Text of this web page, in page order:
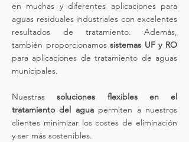
en muchas y diferentes aplicaciones para
aguas residuales industriales con excelentes
resultados de tratamiento. Además,
también proporcionamossistemas UF y RO
para aplicaciones de tratamiento de aguas
municipales.
Nuestrassoluciones flexibles en el
tratamiento del aguapermiten a nuestros
clientes minimizar los costes de eliminación
y ser más sostenibles.